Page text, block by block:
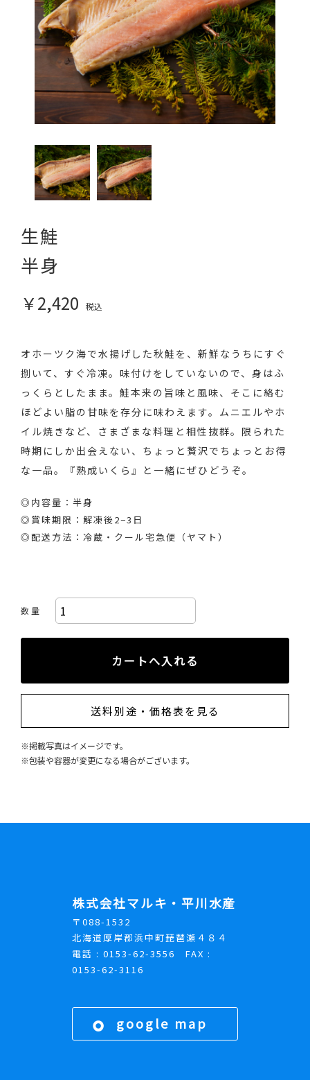
生鮭
半身
￥2,420 税込
オホーツク海で水揚げした秋鮭を、新鮮なうちにすぐ
捌いて、すぐ冷凍。味付けをしていないので、身はふ
っくらとしたまま。鮭本来の旨味と風味、そこに絡む
ほどよい脂の甘味を存分に味わえます。ムニエルやホ
イル焼きなど、さまざまな料理と相性抜群。限られた
時期にしか出会えない、ちょっと贅沢でちょっとお得
な一品。『熟成いくら』と一緒にぜひどうぞ。
◎内容量：半身
◎賞味期限：解凍後2−3日
◎配送方法：冷蔵・クール宅急便（ヤマト）
数 量
送料別途・価格表を見る
※掲載写真はイメージです。
※包装や容器が変更になる場合がございます。
株式会社マルキ・平川水産
〒088-1532
北海道厚岸郡浜中町琵琶瀬４８４
電話 : 0153-62-3556 FAX :
0153-62-3116
google map